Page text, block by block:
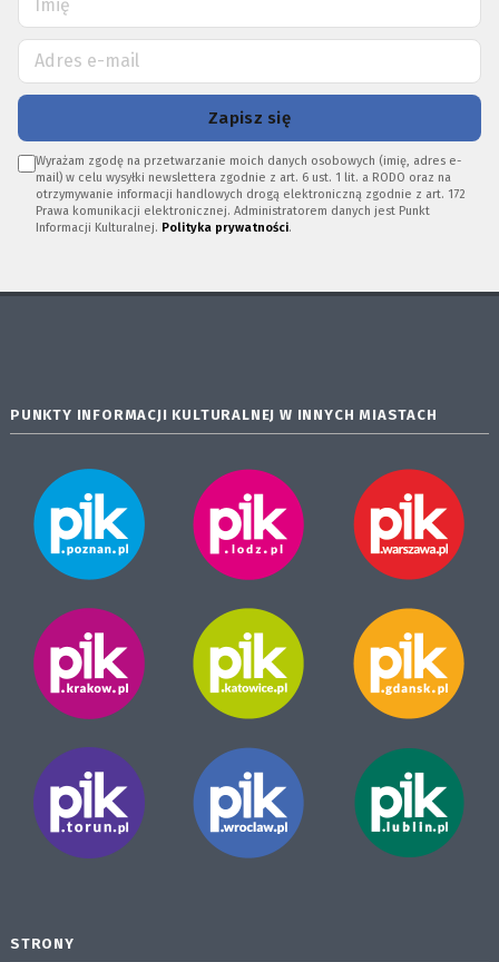
Zapisz się
Wyrażam zgodę na przetwarzanie moich danych osobowych (imię, adres e-
mail) w celu wysyłki newslettera zgodnie z art. 6 ust. 1 lit. a RODO oraz na
otrzymywanie informacji handlowych drogą elektroniczną zgodnie z art. 172
Prawa komunikacji elektronicznej. Administratorem danych jest Punkt
Informacji Kulturalnej. Polityka prywatności.
PUNKTY INFORMACJI KULTURALNEJ W INNYCH MIASTACH
STRONY